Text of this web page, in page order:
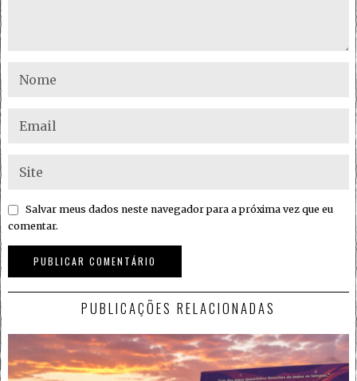
Salvar meus dados neste navegador para a próxima vez que eu
comentar.
PUBLICAÇÕES RELACIONADAS